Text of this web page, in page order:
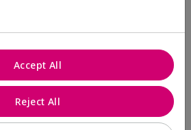
as a Christmas gift by
that wanted to do
hands were so dry, I have used
look and feel so much
Reject All
Accept All